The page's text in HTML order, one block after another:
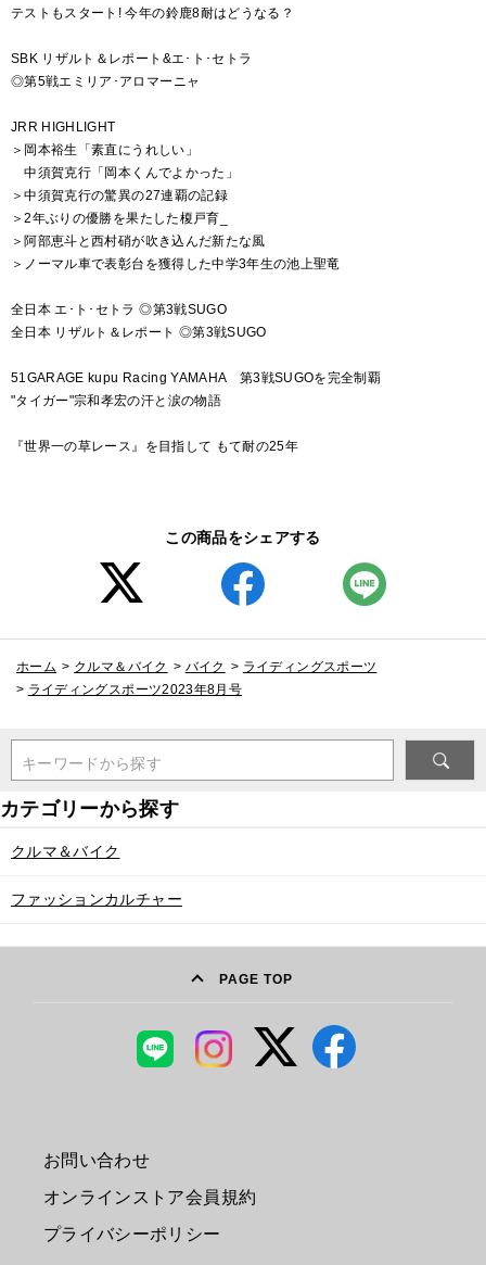
テストもスタート! 今年の鈴鹿8耐はどうなる？
SBK リザルト＆レポート&エ･ト･セトラ
◎第5戦エミリア･アロマーニャ
JRR HIGHLIGHT
＞岡本裕生「素直にうれしい」
中須賀克行「岡本くんでよかった」
＞中須賀克行の驚異の27連覇の記録
＞2年ぶりの優勝を果たした榎戸育_
＞阿部恵斗と西村硝が吹き込んだ新たな風
＞ノーマル車で表彰台を獲得した中学3年生の池上聖竜
全日本 エ･ト･セトラ ◎第3戦SUGO
全日本 リザルト＆レポート ◎第3戦SUGO
51GARAGE kupu Racing YAMAHA 第3戦SUGOを完全制覇
"タイガー"宗和孝宏の汗と涙の物語
『世界一の草レース』を目指して もて耐の25年
この商品をシェアする
ホーム > クルマ＆バイク > バイク > ライディングスポーツ
> ライディングスポーツ2023年8月号
キーワードから探す
クルマ＆バイク
ファッションカルチャー
PAGE TOP
お問い合わせ
オンラインストア会員規約
プライバシーポリシー